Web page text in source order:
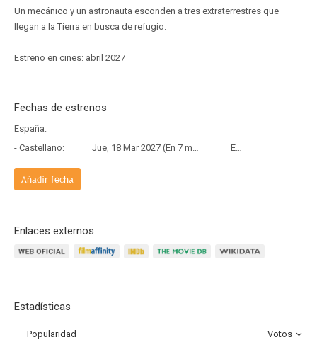
Un mecánico y un astronauta esconden a tres extraterrestres que
llegan a la Tierra en busca de refugio.
Estreno en cines: abril 2027
Fechas de estrenos
España:
- Castellano:
Jue, 18 Mar 2027 (En 7 meses y 8 días) Estreno
Añadir fecha
Enlaces externos
Estadísticas
Popularidad Votos